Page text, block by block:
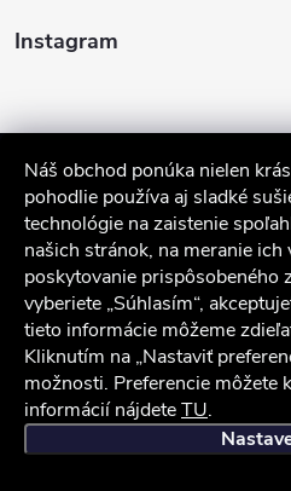
Náš obchod ponúka nielen
pohodlie používa aj sladké
technológie na zaistenie
našich stránok, na meranie ich
poskytovanie prispôsobeného
vyberiete „Súhlasím“,
tieto informácie môžeme
Kliknutím na „Nastaviť
možnosti. Preferencie môžete
informácií nájdeteTU.
Instagram
Sledovať na
Služby zákazníkom
iocel.sk Obchodné